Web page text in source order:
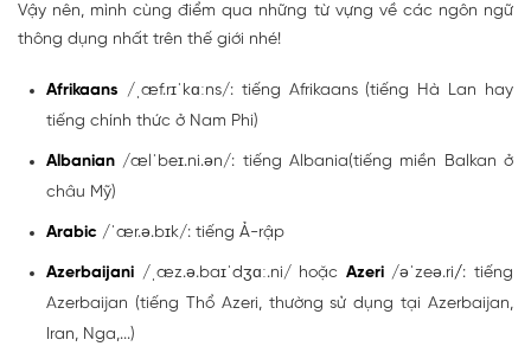
Vậy nên, mình cùng điểm qua những từ vựng về các ngôn ngữ
thông dụng nhất trên thế giới nhé!
Afrikaans /ˌæf.rɪˈkɑːns/: tiếng Afrikaans (tiếng Hà Lan hay
tiếng chính thức ở Nam Phi)
Albanian /ælˈbeɪ.ni.ən/: tiếng Albania(tiếng miền Balkan ở
châu Mỹ)
Arabic /ˈær.ə.bɪk/: tiếng Ả-rập
Azerbaijani /ˌæz.ə.baɪˈdʒɑː.ni/ hoặc Azeri /əˈzeə.ri/: tiếng
Azerbaijan (tiếng Thổ Azeri, thường sử dụng tại Azerbaijan,
Iran, Nga,...)